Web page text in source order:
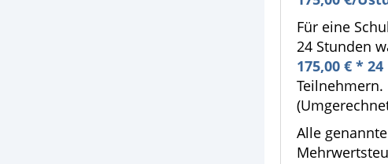
Für eine
24 Stunden
175,00 € *
Teilnehmern.
Alle